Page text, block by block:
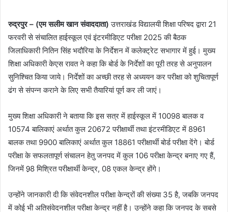
रुद्रपुर – (एम सलीम खान संवाददाता) उत्तराखंड विद्यालयी शिक्षा परिषद द्वारा 21
फरवरी से संचालित हाईस्कूल एवं इंटरमीडिएट परीक्षा 2025 की बैठक
जिलाधिकारी नितिन सिंह भदौरिया के निर्देशन में कलेक्ट्रेट सभागार में हुई। मुख्य
शिक्षा अधिकारी केएस रावत ने कहा कि बोर्ड के निर्देशों का पूरी तरह से अनुपालन
सुनिश्चित किया जाये। निर्देशों का अच्छी तरह से अध्ययन कर परीक्षा को शुचितापूर्ण
ढंग से संपन्न कराने के लिए सभी तैयारियां पूर्ण कर ली जाएं।
मुख्य शिक्षा अधिकारी ने बताया कि इस सत्र में हाईस्कूल में 10098 बालक व
10574 बालिकाएं अर्थात कुल 20672 परीक्षार्थी तथा इंटरमीडिएट में 8961
बालक तथा 9900 बालिकाएं अर्थात कुल 18861 परीक्षार्थी बोर्ड परीक्षा देंगे। बोर्ड
परीक्षा के सफलतापूर्ण संचालन हेतु जनपद में कुल 106 परीक्षा केन्द्र बनाए गए हैं,
जिनमें 9़8 मिश्रित परीक्षार्थी केन्द्र, 08 एकल केन्द्र होंगे।
उन्होंने जानकारी दी कि संवेदनशील परीक्षा केन्द्रों की संख्या 35 है, जबकि जनपद
में कोई भी अतिसंवेदनशील परीक्षा केन्द्र नहीं है। उन्होंने कहा कि जनपद के सबसे